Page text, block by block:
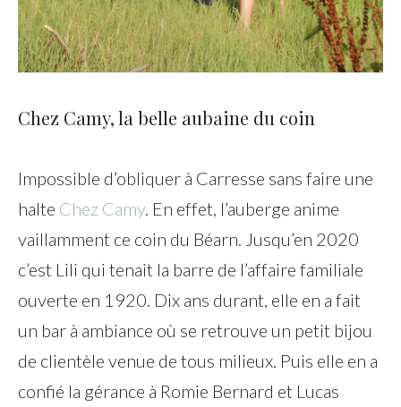
Chez Camy, la belle aubaine du coin
Impossible d’obliquer à Carresse sans faire une
halte Chez Camy. En effet, l’auberge anime
vaillamment ce coin du Béarn. Jusqu’en 2020
c’est Lili qui tenait la barre de l’affaire familiale
ouverte en 1920. Dix ans durant, elle en a fait
un bar à ambiance où se retrouve un petit bijou
de clientèle venue de tous milieux. Puis elle en a
confié la gérance à Romie Bernard et Lucas